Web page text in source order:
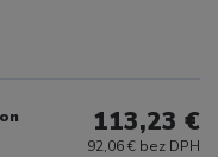
113,23 €
92,06 € bez DPH